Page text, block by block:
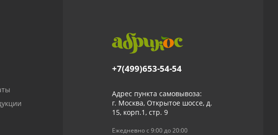
+7(499)653-54-54
Адрес пункта самовывоза:
г. Москва, Открытое шоссе, д.
15, корп.1, стр. 9
Ежедневно с 9:00 до 20:00